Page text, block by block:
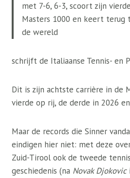
met 7-6, 6-3, scoort zijn
Masters 1000 en keert terug
de wereld
schrijft de Italiaanse Tennis- en
Dit is zijn achtste carrière in de
vierde op rij, de derde in 2026
Maar de records die Sinner
eindigen hier niet: met deze
Zuid-Tirool ook de tweede
geschiedenis (na Novak Djokovic